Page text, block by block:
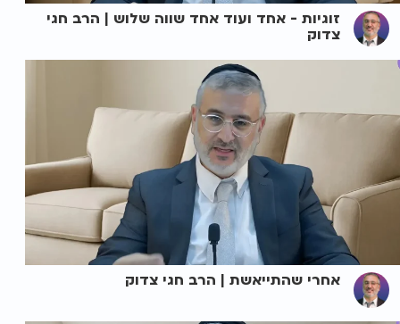
זוגיות - אחד ועוד אחד שווה שלוש | הרב חגי
צדוק
אחרי שהתייאשת | הרב חגי צדוק